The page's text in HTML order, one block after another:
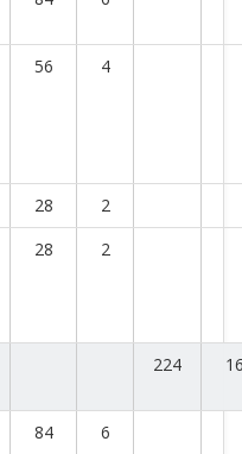
56 4
28
2
28 2
224
84 6